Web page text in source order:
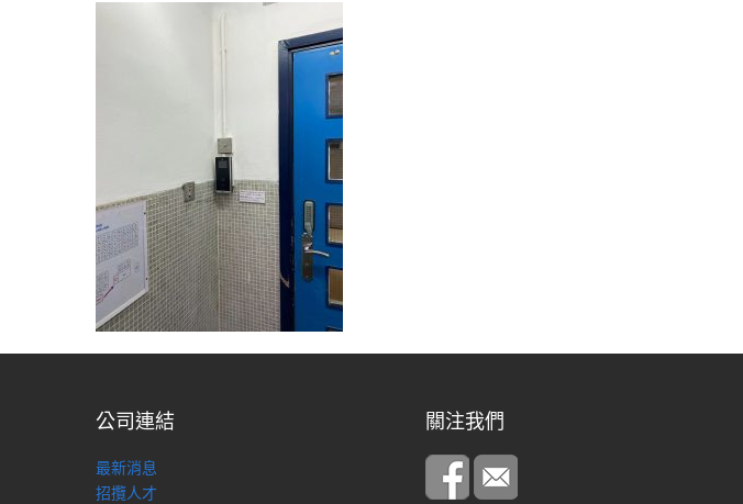
公司連結
最新消息
招攬人才
關注我們